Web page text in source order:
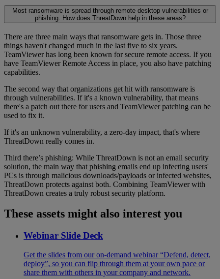
Most ransomware is spread through remote desktop vulnerabilities or
phishing. How does ThreatDown help in these areas?
There are three main ways that ransomware gets in. Those three
things haven't changed much in the last five to six years.
TeamViewer has long been known for secure remote access. If you
have TeamViewer Remote Access in place, you also have patching
capabilities.
The second way that organizations get hit with ransomware is
through vulnerabilities. If it's a known vulnerability, that means
there's a patch out there for users and TeamViewer patching can be
used to fix it.
If it's an unknown vulnerability, a zero-day impact, that's where
ThreatDown really comes in.
Third there’s phishing: While ThreatDown is not an email security
solution, the main way that phishing emails end up infecting users'
PCs is through malicious downloads/payloads or infected websites,
ThreatDown protects against both. Combining TeamViewer with
ThreatDown creates a truly robust security platform.
These assets might also interest you
Webinar Slide Deck
Get the slides from our on-demand webinar “Defend, detect,
deploy”, so you can flip through them at your own pace or
share them with others in your company and network.